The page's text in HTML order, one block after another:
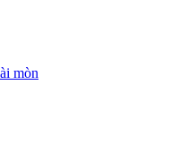
mòn